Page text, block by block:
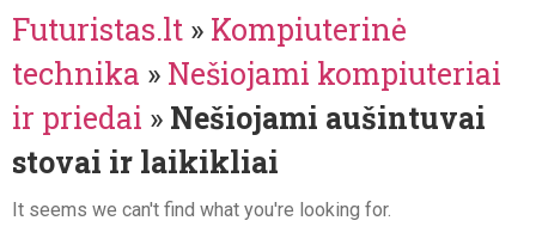
Futuristas.lt » Kompiuterinė
technika » Nešiojami kompiuteriai
ir priedai » Nešiojami aušintuvai
stovai ir laikikliai
It seems we can't find what you're looking for.